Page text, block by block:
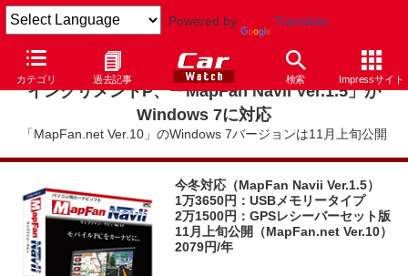
Powered by Translate
カテゴリ 過去記事 検索 Impressサイト
インクリメントP、「MapFan Navii Ver.1.5」が
Windows 7に対応
「MapFan.net Ver.10」のWindows 7バージョンは11月上旬公開
今冬対応（MapFan Navii Ver.1.5）
1万3650円：USBメモリータイプ
2万1500円：GPSレシーバーセット版
11月上旬公開（MapFan.net Ver.10）
2079円/年